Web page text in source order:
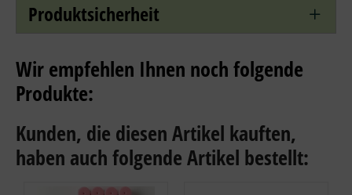
Produktsicherheit
Wir empfehlen Ihnen noch folgende
Produkte:
Kunden, die diesen Artikel kauften,
haben auch folgende Artikel bestellt: